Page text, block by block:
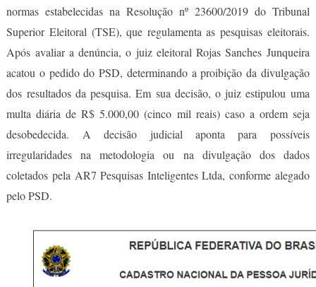
normas estabelecidas na Resolução nº 23600/2019 do Tribunal
Superior Eleitoral (TSE), que regulamenta as pesquisas eleitorais.
Após avaliar a denúncia, o juiz eleitoral Rojas Sanches Junqueira
acatou o pedido do PSD, determinando a proibição da divulgação
dos resultados da pesquisa. Em sua decisão, o juiz estipulou uma
multa diária de R$ 5.000,00 (cinco mil reais) caso a ordem seja
desobedecida. A decisão judicial aponta para possíveis
irregularidades na metodologia ou na divulgação dos dados
coletados pela AR7 Pesquisas Inteligentes Ltda, conforme alegado
pelo PSD.